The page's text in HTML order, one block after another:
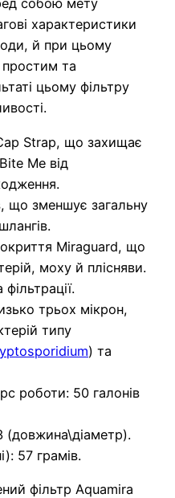
собою мету
характеристики
й при цьому
та
цьому фільтру
Strap, що захищає
Me від
що зменшує загальну
Miraguard, що
моху й плісняви.
трьох мікрон,
типу
) та
роботи: 50 галонів
(довжина\діаметр).
57 грамів.
фільтр Aquamira